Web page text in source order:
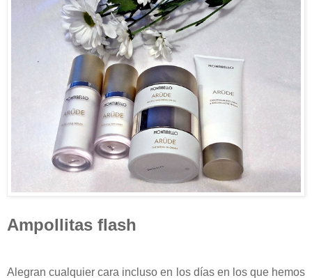
Ampollitas flash
Alegran cualquier cara incluso en los días en los que hemos